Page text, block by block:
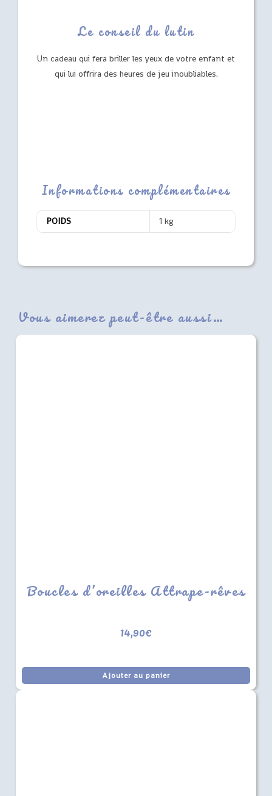
Le conseil du lutin
Un cadeau qui fera briller les yeux de votre enfant et
qui lui offrira des heures de jeu inoubliables.
Informations complémentaires
POIDS 1 kg
Vous aimerez peut-être aussi…
Boucles d’oreilles Attrape-rêves
14,90€
Ajouter au panier